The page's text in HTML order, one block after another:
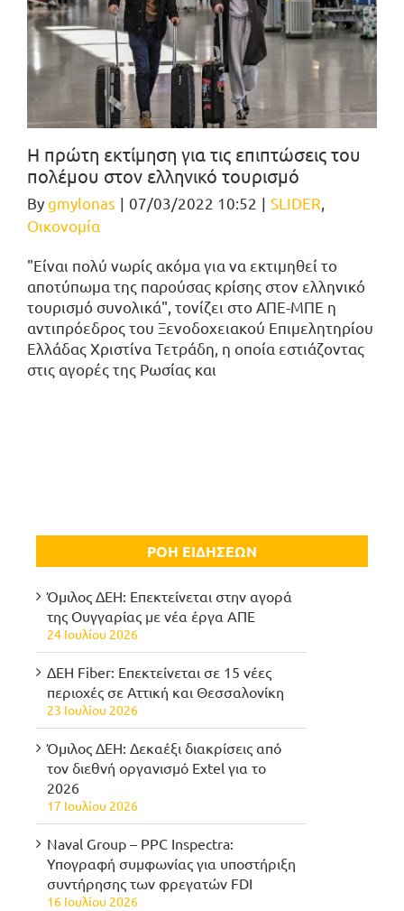
Η πρώτη εκτίμηση για τις επιπτώσεις του
πολέμου στον ελληνικό τουρισμό
Bygmylonas | 07/03/2022 10:52 | SLIDER,
Οικονομία
"Είναι πολύ νωρίς ακόμα για να εκτιμηθεί το
αποτύπωμα της παρούσας κρίσης στον ελληνικό
τουρισμό συνολικά", τονίζει στο ΑΠΕ-ΜΠΕ η
αντιπρόεδρος του Ξενοδοχειακού Επιμελητηρίου
Ελλάδας Χριστίνα Τετράδη, η οποία εστιάζοντας
στις αγορές της Ρωσίας και
ΡΟΗ ΕΙΔΗΣΕΩΝ
Όμιλος ΔΕΗ: Επεκτείνεται στην αγορά
της Ουγγαρίας με νέα έργα ΑΠΕ
24 Ιουλίου 2026
ΔΕΗ Fiber: Επεκτείνεται σε 15 νέες
περιοχές σε Αττική και Θεσσαλονίκη
23 Ιουλίου 2026
Όμιλος ΔΕΗ: Δεκαέξι διακρίσεις από
τον διεθνή οργανισμό Extel για το
2026
17 Ιουλίου 2026
Naval Group – PPC Inspectra:
Υπογραφή συμφωνίας για υποστήριξη
συντήρησης των φρεγατών FDI
16 Ιουλίου 2026